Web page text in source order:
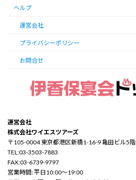
ヘルプ
運営会社
プライバシーポリシー
お問合せ
運営会社
株式会社ワイエスツアーズ
〒105-0004 東京都港区新橋1-16-9 亀田ビル5階
TEL:03-3503-7883
FAX:03-6739-9797
営業時間: 平日10:00～19:00